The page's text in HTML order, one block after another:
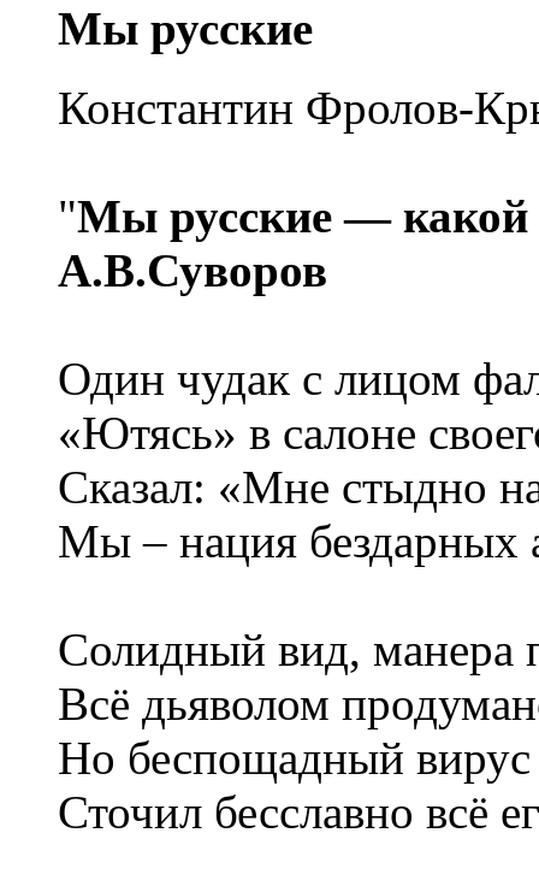
Мы русские
Константин Фролов-
"Мы русские — какой
А.В.Суворов
Один чудак с лицом
«Ютясь» в салоне
Сказал: «Мне стыдно
Мы – нация бездарных
Солидный вид, манера
Всё дьяволом
Но беспощадный
Сточил бесславно всё